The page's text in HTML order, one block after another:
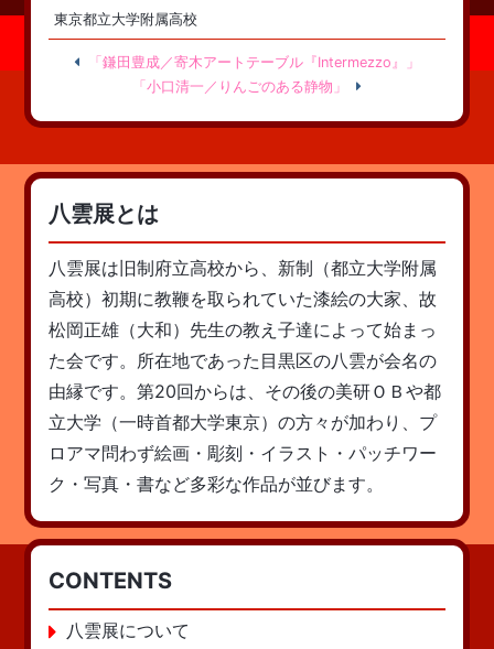
東京都立大学附属高校
「鎌田豊成／寄木アートテーブル『Intermezzo』」
「小口清一／りんごのある静物」
八雲展とは
八雲展は旧制府立高校から、新制（都立大学附属
高校）初期に教鞭を取られていた漆絵の大家、故
松岡正雄（大和）先生の教え子達によって始まっ
た会です。所在地であった目黒区の八雲が会名の
由縁です。第20回からは、その後の美研ＯＢや都
立大学（一時首都大学東京）の方々が加わり、プ
ロアマ問わず絵画・彫刻・イラスト・パッチワー
ク・写真・書など多彩な作品が並びます。
CONTENTS
八雲展について